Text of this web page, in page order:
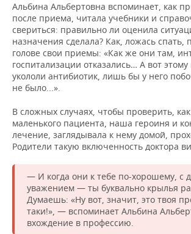
Альбина Альбертовна вспоминает, как
после приема, читала учебники и
свериться: правильно ли оценила
назначения сделала? Как, ложась спать,
голове свои приемы: «Как же они там,
госпитализации отказались… А вот
укололи антибиотик, лишь бы у него
не было...».
В сложных случаях, чтобы проверить,
маленького пациента, наша героиня и
лечение, заглядывала к нему домой,
Родители такую включенность доктора
— И когда они к тебе по-хорошему, с
уважением — ты буквально крылья
Думаешь: «Ну вот, значит, это твоя
таки!», — вспоминает Альбина
вхождение в профессию.